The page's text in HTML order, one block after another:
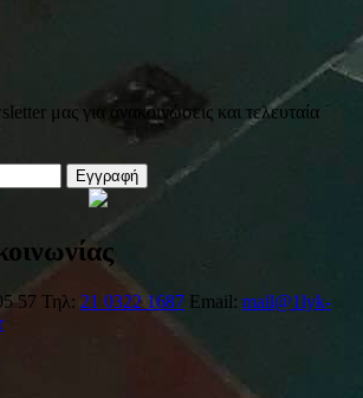
μας για ανακοινώσεις και τελευταία
Εγγραφή
57 Τηλ: 21 0322 1687 Email: mail@1lyk-